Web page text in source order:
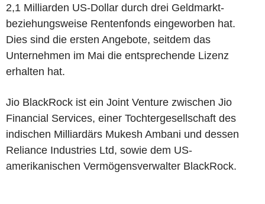
2,1 Milliarden US-Dollar durch drei Geldmarkt-
beziehungsweise Rentenfonds eingeworben hat.
Dies sind die ersten Angebote, seitdem das
Unternehmen im Mai die entsprechende Lizenz
erhalten hat.
Jio BlackRock ist ein Joint Venture zwischen Jio
Financial Services, einer Tochtergesellschaft des
indischen Milliardärs Mukesh Ambani und dessen
Reliance Industries Ltd, sowie dem US-
amerikanischen Vermögensverwalter BlackRock.